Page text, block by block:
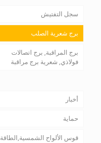
سجل التفتيش
برج شعرية الصلب
برج المراقبة, برج اتصالات
فولاذي, شعرية برج مراقبة
أخبار
حماية
قوس الألواح الشمسية,الطاقة